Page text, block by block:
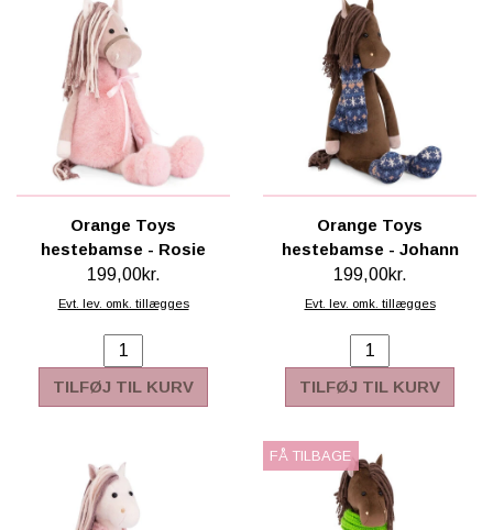
Orange Toys
hestebamse - Rosie
199,00kr.
Evt. lev. omk. tillægges
TILFØJ TIL KURV
Orange Toys
hestebamse - Johann
199,00kr.
Evt. lev. omk. tillægges
TILFØJ TIL KURV
FÅ TILBAGE